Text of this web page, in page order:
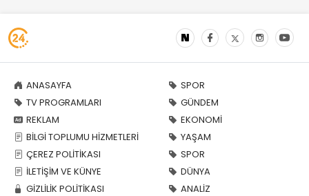
ANASAYFA
TV PROGRAMLARI
REKLAM
BİLGİ TOPLUMU HİZMETLERİ
ÇEREZ POLİTİKASI
İLETİŞİM VE KÜNYE
GİZLİLİK POLİTİKASI
SPOR
GÜNDEM
EKONOMİ
YAŞAM
SPOR
DÜNYA
ANALİZ